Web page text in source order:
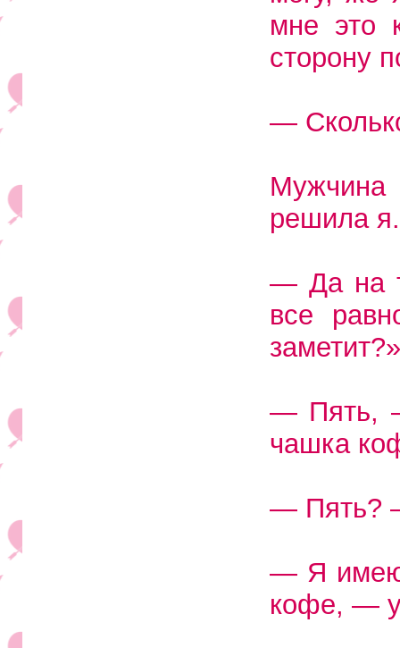
мне это
сторону
—
решила я.
— Да на
все
заметит?»
— Пять,
чашка
— Пять?
— Я имею
кофе, —